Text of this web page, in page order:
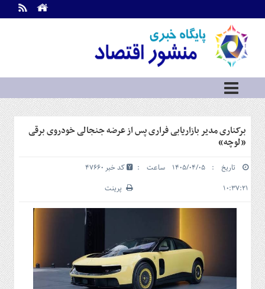
اطلاعات
تماس
ما
درباره
ما
سرویس
ها
خانه
سرمایه
و
بورس
و
شهری
گاز
و
برکناری مدیر بازاریابی فراری پس از عرضه جنجالی خودروی برقی
«لوچه»
تاریخ : ۱۴۰۵/۰۴/۰۵ ساعت :
۱۰:۳۷:۲۱
کد خبر 47660
پرینت